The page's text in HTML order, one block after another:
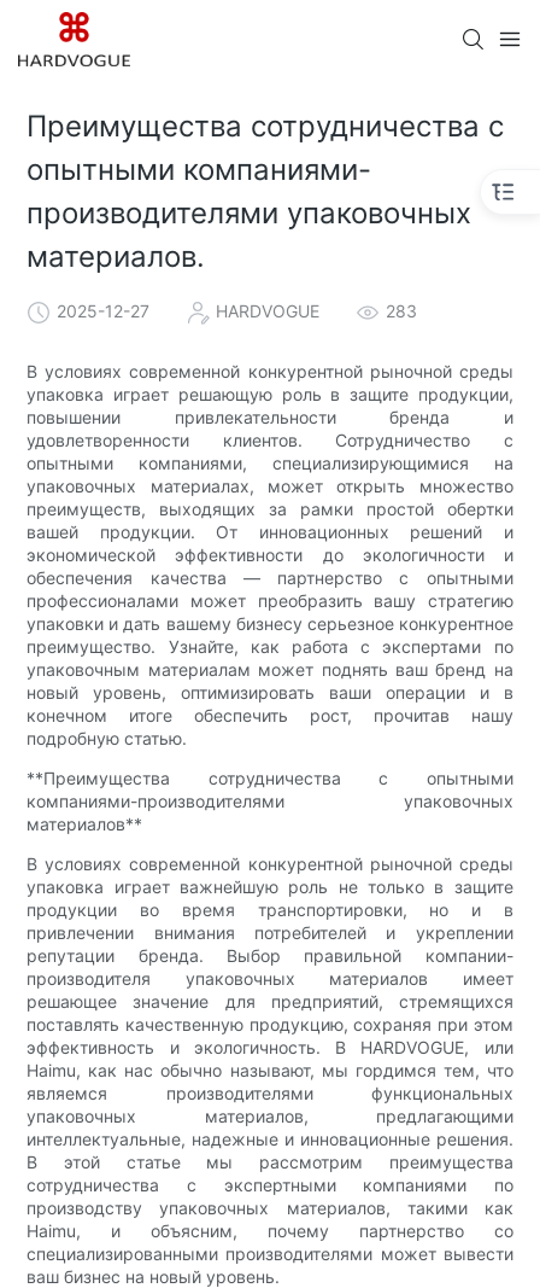
Преимущества сотрудничества с
опытными компаниями-
производителями упаковочных
материалов.
2025-12-27 HARDVOGUE 283
В условиях современной конкурентной рыночной среды
упаковка играет решающую роль в защите продукции,
повышении привлекательности бренда и
удовлетворенности клиентов. Сотрудничество с
опытными компаниями, специализирующимися на
упаковочных материалах, может открыть множество
преимуществ, выходящих за рамки простой обертки
вашей продукции. От инновационных решений и
экономической эффективности до экологичности и
обеспечения качества — партнерство с опытными
профессионалами может преобразить вашу стратегию
упаковки и дать вашему бизнесу серьезное конкурентное
преимущество. Узнайте, как работа с экспертами по
упаковочным материалам может поднять ваш бренд на
новый уровень, оптимизировать ваши операции и в
конечном итоге обеспечить рост, прочитав нашу
подробную статью.
**Преимущества сотрудничества с опытными
компаниями-производителями упаковочных
материалов**
В условиях современной конкурентной рыночной среды
упаковка играет важнейшую роль не только в защите
продукции во время транспортировки, но и в
привлечении внимания потребителей и укреплении
репутации бренда. Выбор правильной компании-
производителя упаковочных материалов имеет
решающее значение для предприятий, стремящихся
поставлять качественную продукцию, сохраняя при этом
эффективность и экологичность. В HARDVOGUE, или
Haimu, как нас обычно называют, мы гордимся тем, что
являемся производителями функциональных
упаковочных материалов, предлагающими
интеллектуальные, надежные и инновационные решения.
В этой статье мы рассмотрим преимущества
сотрудничества с экспертными компаниями по
производству упаковочных материалов, такими как
Haimu, и объясним, почему партнерство со
специализированными производителями может вывести
ваш бизнес на новый уровень.